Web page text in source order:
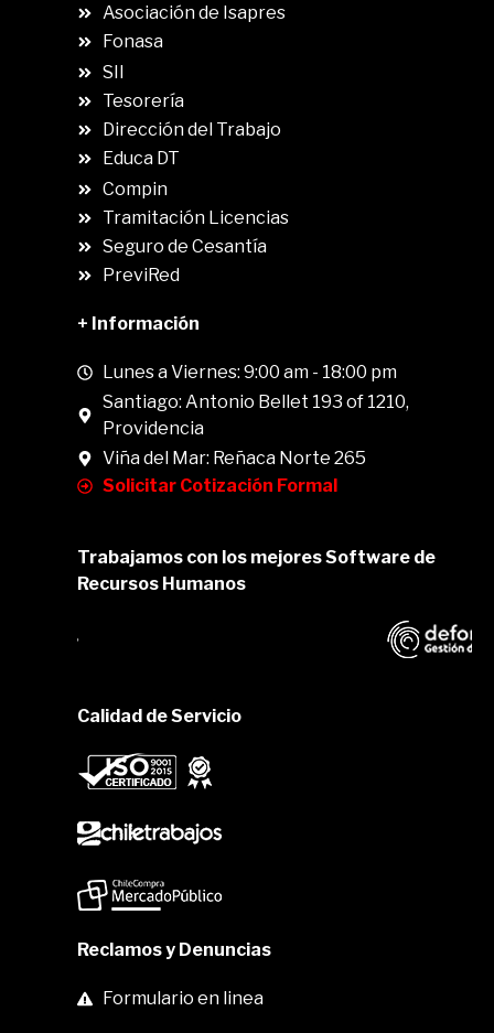
Asociación de Isapres
Fonasa
SII
Tesorería
Dirección del Trabajo
Educa DT
Compin
Tramitación Licencias
Seguro de Cesantía
PreviRed
+ Información
Lunes a Viernes: 9:00 am - 18:00 pm
Santiago: Antonio Bellet 193 of 1210,
Providencia
Viña del Mar: Reñaca Norte 265
Solicitar Cotización Formal
Trabajamos con los mejores Software de
Recursos Humanos
Calidad de Servicio
Reclamos y Denuncias
Formulario en linea